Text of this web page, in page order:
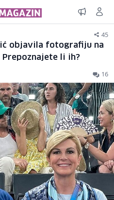
45
objavila fotografiju na
li ih?
16